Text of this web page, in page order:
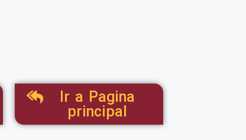
Ir a Pagina
principal